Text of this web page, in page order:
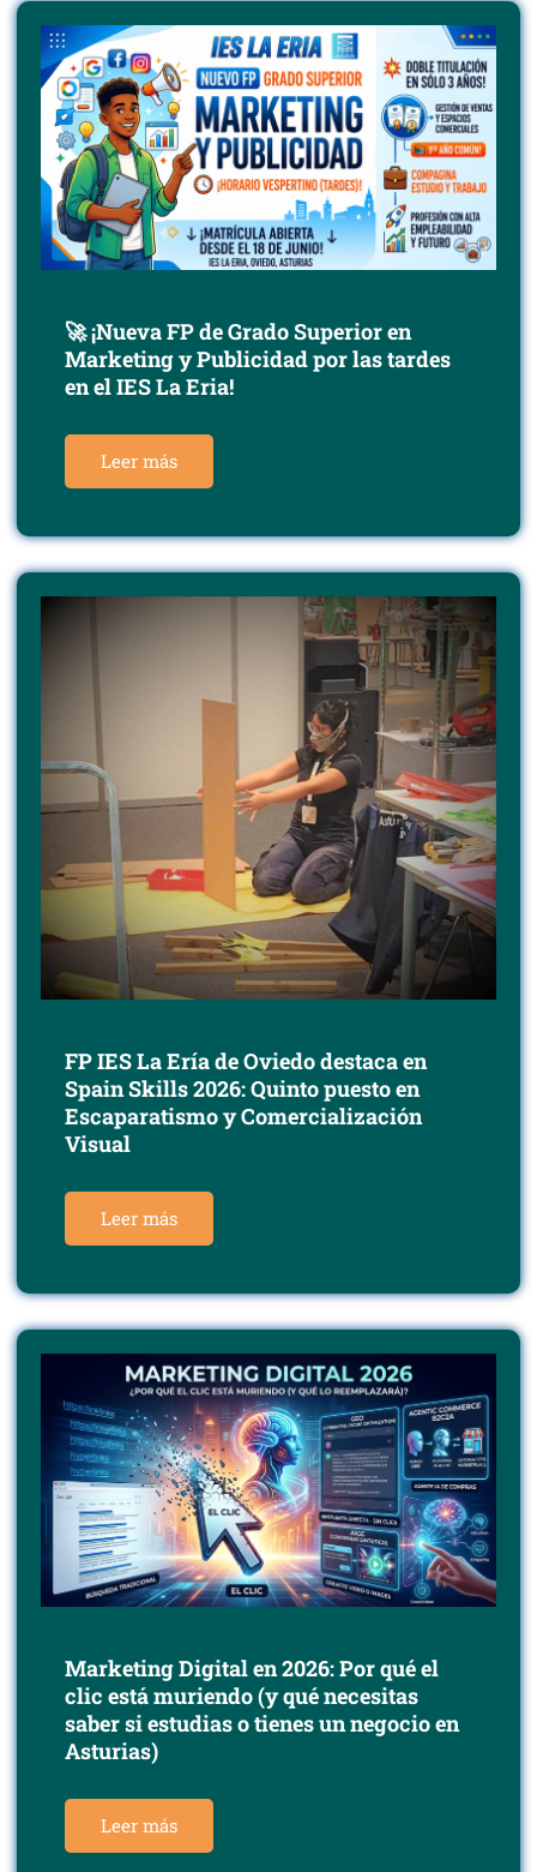
🚀 ¡Nueva FP de Grado Superior en
Marketing y Publicidad por las tardes
en el IES La Eria!
Leer más
FP IES La Ería de Oviedo destaca en
Spain Skills 2026: Quinto puesto en
Escaparatismo y Comercialización
Visual
Leer más
Marketing Digital en 2026: Por qué el
clic está muriendo (y qué necesitas
saber si estudias o tienes un negocio en
Asturias)
Leer más